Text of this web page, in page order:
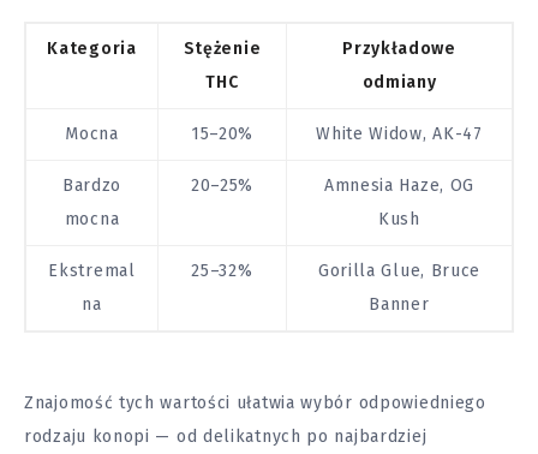
Kategoria
Stężenie
THC
Przykładowe
odmiany
Mocna 15–20% White Widow, AK-47
Bardzo
mocna
20–25%
Amnesia Haze, OG
Kush
Ekstremal
na
25–32%
Gorilla Glue, Bruce
Banner
Znajomość tych wartości ułatwia wybór odpowiedniego
rodzaju konopi — od delikatnych po najbardziej